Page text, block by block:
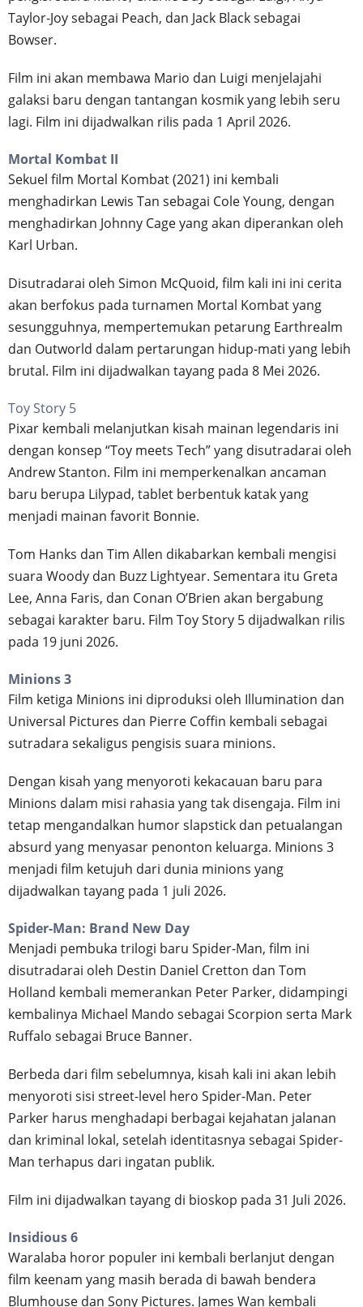
Taylor-Joy sebagai Peach, dan Jack Black sebagai
Bowser.
Film ini akan membawa Mario dan Luigi menjelajahi
galaksi baru dengan tantangan kosmik yang lebih seru
lagi. Film ini dijadwalkan rilis pada 1 April 2026.
Mortal Kombat II
Sekuel film Mortal Kombat (2021) ini kembali
menghadirkan Lewis Tan sebagai Cole Young, dengan
menghadirkan Johnny Cage yang akan diperankan oleh
Karl Urban.
Disutradarai oleh Simon McQuoid, film kali ini ini cerita
akan berfokus pada turnamen Mortal Kombat yang
sesungguhnya, mempertemukan petarung Earthrealm
dan Outworld dalam pertarungan hidup-mati yang lebih
brutal. Film ini dijadwalkan tayang pada 8 Mei 2026.
Toy Story 5
Pixar kembali melanjutkan kisah mainan legendaris ini
dengan konsep “Toy meets Tech” yang disutradarai oleh
Andrew Stanton. Film ini memperkenalkan ancaman
baru berupa Lilypad, tablet berbentuk katak yang
menjadi mainan favorit Bonnie.
Tom Hanks dan Tim Allen dikabarkan kembali mengisi
suara Woody dan Buzz Lightyear. Sementara itu Greta
Lee, Anna Faris, dan Conan O’Brien akan bergabung
sebagai karakter baru. Film Toy Story 5 dijadwalkan rilis
pada 19 juni 2026.
Minions 3
Film ketiga Minions ini diproduksi oleh Illumination dan
Universal Pictures dan Pierre Coffin kembali sebagai
sutradara sekaligus pengisis suara minions.
Dengan kisah yang menyoroti kekacauan baru para
Minions dalam misi rahasia yang tak disengaja. Film ini
tetap mengandalkan humor slapstick dan petualangan
absurd yang menyasar penonton keluarga. Minions 3
menjadi film ketujuh dari dunia minions yang
dijadwalkan tayang pada 1 juli 2026.
Spider-Man: Brand New Day
Menjadi pembuka trilogi baru Spider-Man, film ini
disutradarai oleh Destin Daniel Cretton dan Tom
Holland kembali memerankan Peter Parker, didampingi
kembalinya Michael Mando sebagai Scorpion serta Mark
Ruffalo sebagai Bruce Banner.
Berbeda dari film sebelumnya, kisah kali ini akan lebih
menyoroti sisi street-level hero Spider-Man. Peter
Parker harus menghadapi berbagai kejahatan jalanan
dan kriminal lokal, setelah identitasnya sebagai Spider-
Man terhapus dari ingatan publik.
Film ini dijadwalkan tayang di bioskop pada 31 Juli 2026.
Insidious 6
Waralaba horor populer ini kembali berlanjut dengan
film keenam yang masih berada di bawah bendera
Blumhouse dan Sony Pictures. James Wan kembali